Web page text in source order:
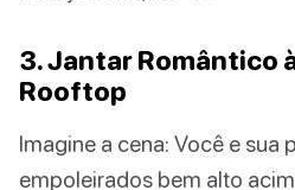
3. Jantar Romântico
Rooftop
Imagine a cena: Você e sua
empoleirados bem alto